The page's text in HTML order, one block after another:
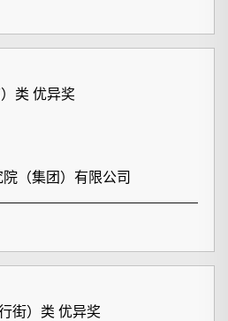
类 优异奖
（集团）有限公司
街）类 优异奖